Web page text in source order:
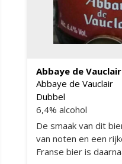
Abbaye de
Abbaye de Vauclair
Dubbel
6,4% alcohol
De smaak van dit
van noten en een
Franse bier is